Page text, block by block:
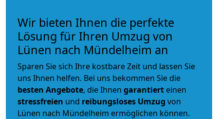
Wir bieten Ihnen die perfekte
Lösung für Ihren Umzug von
Lünen nach Mündelheim an
Sparen Sie sich Ihre kostbare Zeit und lassen Sie
uns Ihnen helfen. Bei uns bekommen Sie die
besten Angebote, die Ihnen garantiert einen
stressfreien und reibungsloses Umzug von
Lünen nach Mündelheim ermöglichen können.